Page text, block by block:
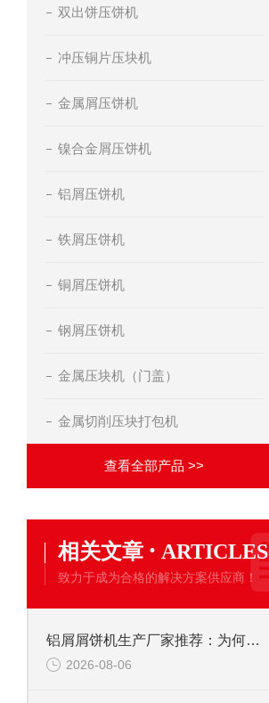
双出饼压饼机
冲压铜片压块机
金属屑压饼机
镍合金屑压饼机
铝屑压饼机
铁屑压饼机
铜屑压饼机
钢屑压饼机
金属压块机（门盖）
金属切削压块打包机
查看全部产品 >>
相关文章 · ARTICLES
致力于成为合格的解决方案供应商！
铝屑屑饼机生产厂家推荐：为何恩派特成为金属回收行业的“隐形优选”？
2026-08-06